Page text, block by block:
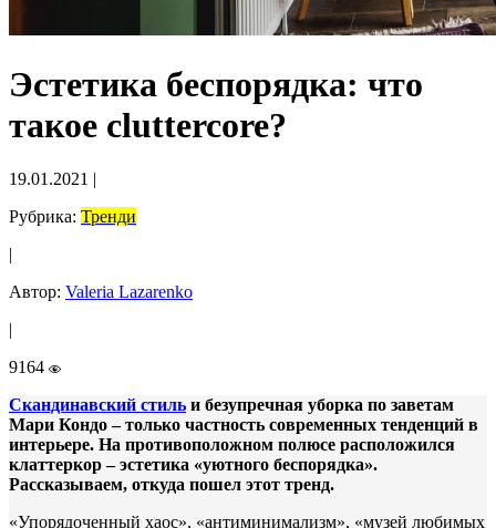
Эстетика беспорядка: что
такое cluttercore?
19.01.2021 |
Рубрика: Тренди
|
Автор: Valeria Lazarenko
|
9164
Скандинавский стиль и безупречная уборка по заветам
Мари Кондо – только частность современных тенденций в
интерьере. На противоположном полюсе расположился
клаттеркор – эстетика «уютного беспорядка».
Рассказываем, откуда пошел этот тренд.
«Упорядоченный хаос», «антиминимализм», «музей любимых